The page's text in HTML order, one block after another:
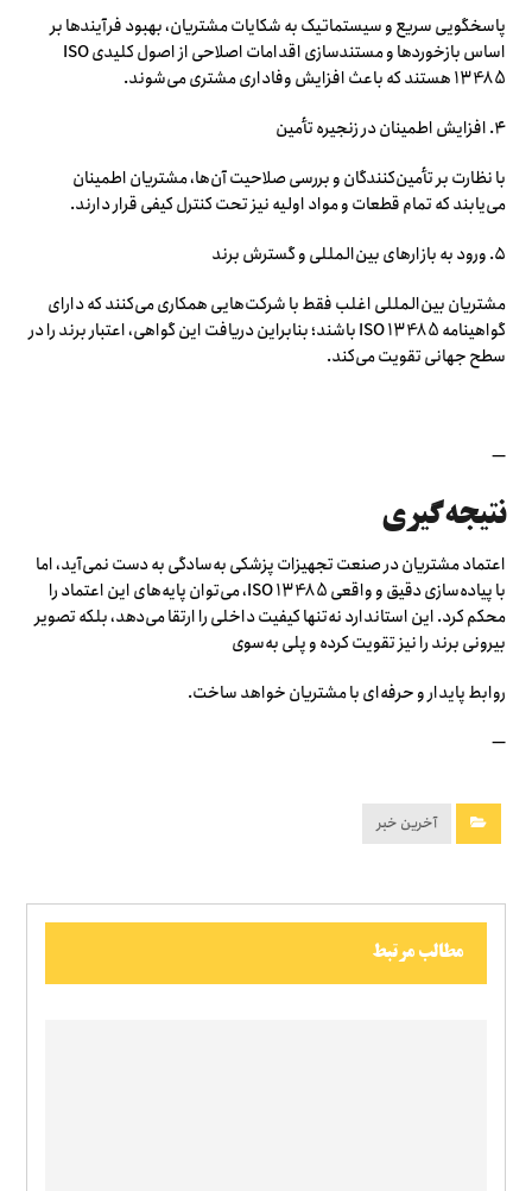
پاسخگویی سریع و سیستماتیک به شکایات مشتریان، بهبود فرآیندها بر
اساس بازخوردها و مستندسازی اقدامات اصلاحی از اصول کلیدی ISO
13485 هستند که باعث افزایش وفاداری مشتری می‌شوند.
۴. افزایش اطمینان در زنجیره تأمین
با نظارت بر تأمین‌کنندگان و بررسی صلاحیت آن‌ها، مشتریان اطمینان
می‌یابند که تمام قطعات و مواد اولیه نیز تحت کنترل کیفی قرار دارند.
۵. ورود به بازارهای بین‌المللی و گسترش برند
مشتریان بین‌المللی اغلب فقط با شرکت‌هایی همکاری می‌کنند که دارای
گواهینامه ISO 13485 باشند؛ بنابراین دریافت این گواهی، اعتبار برند را در
سطح جهانی تقویت می‌کند.
—
نتیجه‌گیری
اعتماد مشتریان در صنعت تجهیزات پزشکی به‌سادگی به دست نمی‌آید، اما
با پیاده‌سازی دقیق و واقعی ISO 13485، می‌توان پایه‌های این اعتماد را
محکم کرد. این استاندارد نه‌تنها کیفیت داخلی را ارتقا می‌دهد، بلکه تصویر
بیرونی برند را نیز تقویت کرده و پلی به‌سوی
روابط پایدار و حرفه‌ای با مشتریان خواهد ساخت.
—
آخرین خبر
مطالب مرتبط